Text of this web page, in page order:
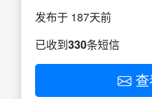
发布于 187天前
已收到330条短信